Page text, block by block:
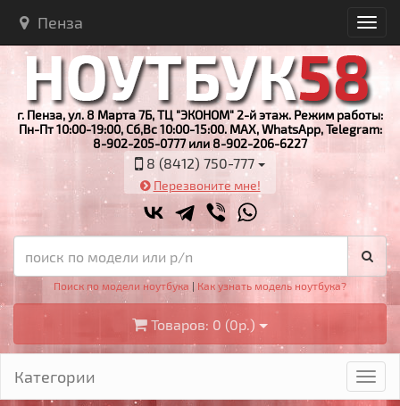
Пенза
г. Пенза, ул. 8 Марта 7Б, ТЦ "ЭКОНОМ" 2-й этаж. Режим работы:
Пн-Пт 10:00-19:00, Сб,Вс 10:00-15:00. MAX, WhatsApp, Telegram:
8-902-205-0777 или 8-902-206-6227
8 (8412) 750-777
Перезвоните мне!
Поиск по модели ноутбука | Как узнать модель ноутбука?
Товаров: 0 (0р.)
Категории